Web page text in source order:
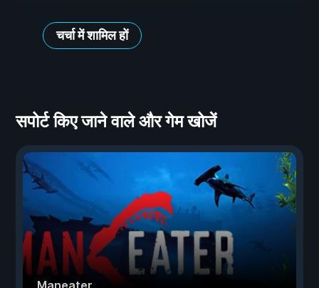
चर्चा में शामिल हों
सपोर्ट किए जाने वाले और गेम खोजें